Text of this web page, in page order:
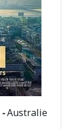
-Australie